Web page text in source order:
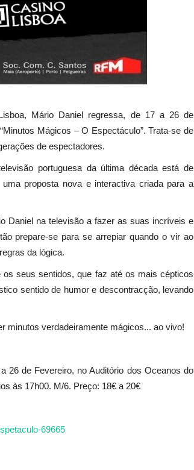
Mário Daniel regressa, de 17 a 26 de
Mágicos – O Espectáculo”. Trata-se de
de espectadores.
portuguesa da última década está de
proposta nova e interactiva criada para a
Daniel na televisão a fazer as suas incríveis e
prepare-se para se arrepiar quando o vir ao
da lógica.
seus sentidos, que faz até os mais cépticos
sentido de humor e descontracção, levando
minutos verdadeiramente mágicos... ao vivo!
26 de Fevereiro, no Auditório dos Oceanos do
às 17h00. M/6. Preço: 18€ a 20€
69665
Cultura